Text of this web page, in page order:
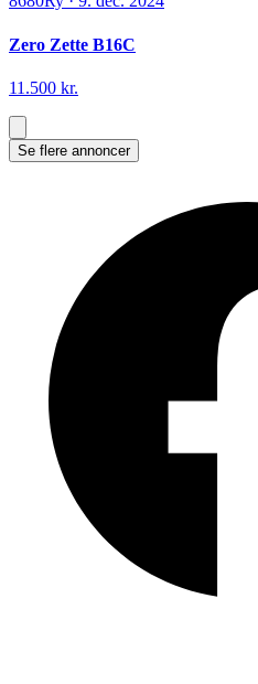
Zero Zette B16C
11.500 kr.
Se flere annoncer